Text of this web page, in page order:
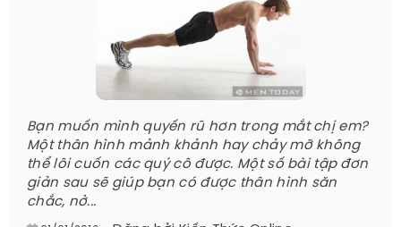
Bạn muốn mình quyến rũ hơn trong mắt chị em?
Một thân hình mảnh khảnh hay chảy mỡ không
thể lôi cuốn các quý cô được. Một số bài tập đơn
giản sau sẽ giúp bạn có được thân hình săn
chắc, nở...